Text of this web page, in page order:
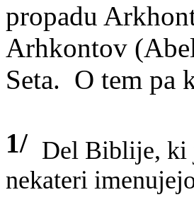
propadu
Arhkontov
Seta. O tem pa
1/ Del Biblije, ki
nekateri